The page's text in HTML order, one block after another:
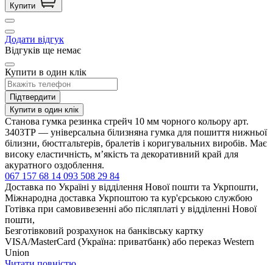
Купити
Додати відгук
Відгуків ще немає
Купити в один клік
Підтвердити
Купити в один клік
Станова гумка резинка стрейч 10 мм чорного кольору арт.
3403ТР — універсальна білизняна гумка для пошиття нижньої
білизни, бюстгальтерів, бралетів і коригувальних виробів. Має
високу еластичність, м’якість та декоративний край для
акуратного оздоблення.
067 157 68 14 093 508 29 84
Доставка по Україні у відділення Нової пошти та Укрпошти,
Міжнародна доставка Укрпоштою та кур'єрською службою
Готівка при самовивезенні або післяплаті у відділенні Нової
пошти,
Безготівковий розрахунок на банківську картку
VISA/MasterCard (Україна: приватбанк) або переказ Western
Union